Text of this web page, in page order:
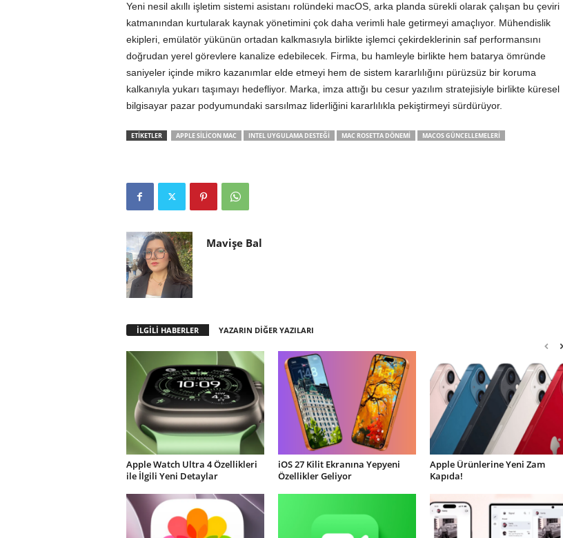
Yeni nesil akıllı işletim sistemi asistanı rolündeki macOS, arka planda sürekli olarak çalışan bu çeviri
katmanından kurtularak kaynak yönetimini çok daha verimli hale getirmeyi amaçlıyor. Mühendislik
ekipleri, emülatör yükünün ortadan kalkmasıyla birlikte işlemci çekirdeklerinin saf performansını
doğrudan yerel görevlere kanalize edebilecek. Firma, bu hamleyle birlikte hem batarya ömründe
saniyeler içinde mikro kazanımlar elde etmeyi hem de sistem kararlılığını pürüzsüz bir koruma
kalkanıyla yukarı taşımayı hedefliyor. Marka, imza attığı bu cesur yazılım stratejisiyle birlikte küresel
bilgisayar pazar podyumundaki sarsılmaz liderliğini kararlılıkla pekiştirmeyi sürdürüyor.
ETİKETLER APPLE SILICON MAC INTEL UYGULAMA DESTEĞI MAC ROSETTA DÖNEMI MACOS GÜNCELLEMELERI
Mavişe Bal
İLGİLİ HABERLER YAZARIN DİĞER YAZILARI
Apple Watch Ultra 4 Özellikleri
ile İlgili Yeni Detaylar
iOS 27 Kilit Ekranına Yepyeni
Özellikler Geliyor
Apple Ürünlerine Yeni Zam
Kapıda!